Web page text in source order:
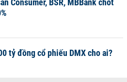
Consumer, BSR, MBBank chốt
tỷ đồng cổ phiếu DMX cho ai?